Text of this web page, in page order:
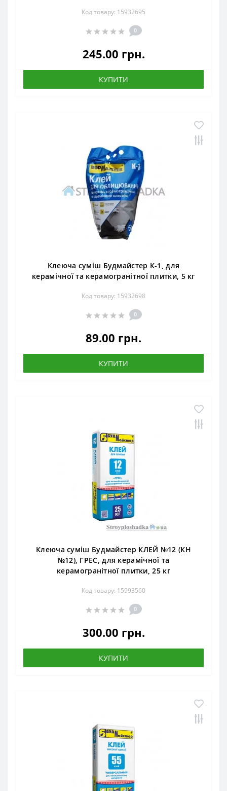
Код товару: 15932695
0
245.00 грн.
КУПИТИ
Клеюча суміш Будмайстер К-1, для
керамічної та керамогранітної плитки, 5 кг
Код товару: 15932698
0
89.00 грн.
КУПИТИ
Клеюча суміш Будмайстер КЛЕЙ №12 (КН
№12), ГРЕС, для керамічної та
керамогранітної плитки, 25 кг
Код товару: 15993560
0
300.00 грн.
КУПИТИ